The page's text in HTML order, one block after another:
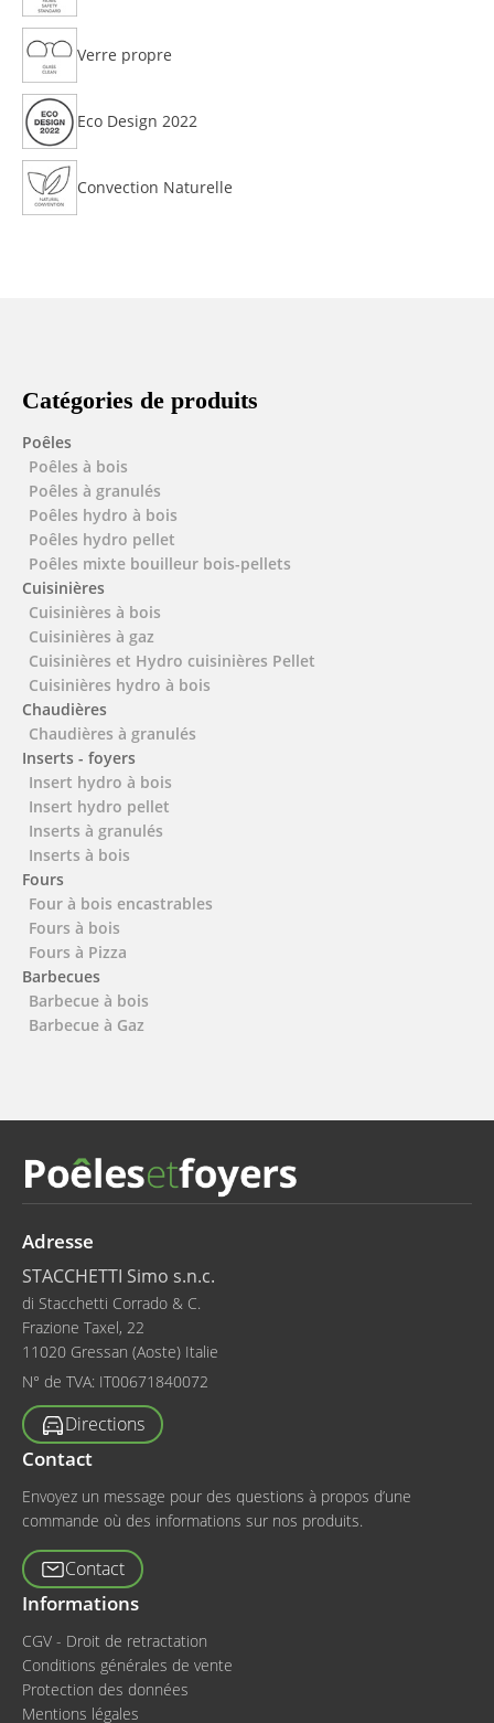
Verre propre
Eco Design 2022
Convection Naturelle
Catégories de produits
Poêles
Poêles à bois
Poêles à granulés
Poêles hydro à bois
Poêles hydro pellet
Poêles mixte bouilleur bois-pellets
Cuisinières
Cuisinières à bois
Cuisinières à gaz
Cuisinières et Hydro cuisinières Pellet
Cuisinières hydro à bois
Chaudières
Chaudières à granulés
Inserts - foyers
Insert hydro à bois
Insert hydro pellet
Inserts à granulés
Inserts à bois
Fours
Four à bois encastrables
Fours à bois
Fours à Pizza
Barbecues
Barbecue à bois
Barbecue à Gaz
Adresse
STACCHETTI Simo s.n.c.
di Stacchetti Corrado & C.
Frazione Taxel, 22
11020 Gressan (Aoste) Italie
N° de TVA: IT00671840072
Directions
Contact
Envoyez un message pour des questions à propos d’une
commande où des informations sur nos produits.
Contact
Informations
CGV - Droit de retractation
Conditions générales de vente
Protection des données
Mentions légales